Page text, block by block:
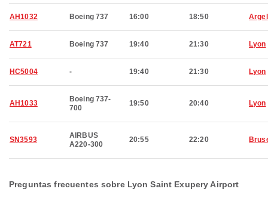
AH1032 Boeing 737 16:00 18:50 Argel
AT721 Boeing 737 19:40 21:30 Lyon
HC5004 - 19:40 21:30 Lyon
AH1033
Boeing 737-
700
19:50 20:40 Lyon
SN3593
AIRBUS
A220-300
20:55 22:20
Preguntas frecuentes sobre Lyon Saint Exupery Airport